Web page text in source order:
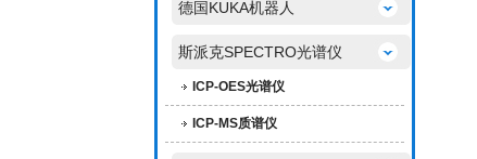
德国KUKA机器人
斯派克SPECTRO光谱仪
ICP-OES光谱仪
ICP-MS质谱仪